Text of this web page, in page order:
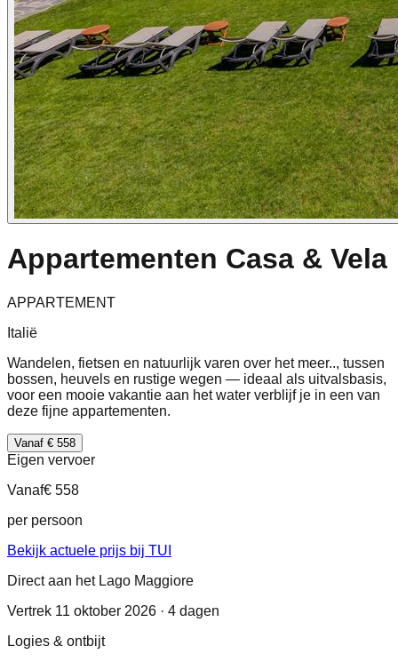
Appartementen Casa & Vela
APPARTEMENT
Italië
Wandelen, fietsen en natuurlijk varen over het meer.., tussen
bossen, heuvels en rustige wegen — ideaal als uitvalsbasis,
voor een mooie vakantie aan het water verblijf je in een van
deze fijne appartementen.
Vanaf € 558
Eigen vervoer
Vanaf€ 558
per persoon
Bekijk actuele prijs bij TUI
Direct aan het Lago Maggiore
Vertrek 11 oktober 2026 · 4 dagen
Logies & ontbijt